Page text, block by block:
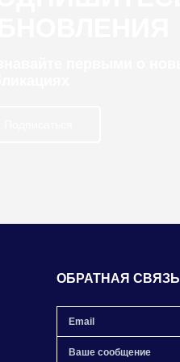
ОБРАТНАЯ СВЯЗЬ